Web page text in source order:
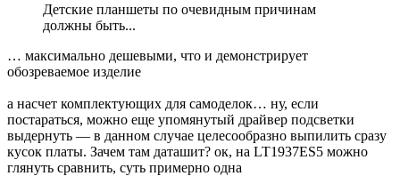
Детские планшеты по очевидным причинам
должны быть...
… максимально дешевыми, что и демонстрирует
обозреваемое изделие
а насчет комплектующих для самоделок… ну, если
постараться, можно еще упомянутый драйвер подсветки
выдернуть — в данном случае целесообразно выпилить сразу
кусок платы. Зачем там даташит? ок, на LT1937ES5 можно
глянуть сравнить, суть примерно одна